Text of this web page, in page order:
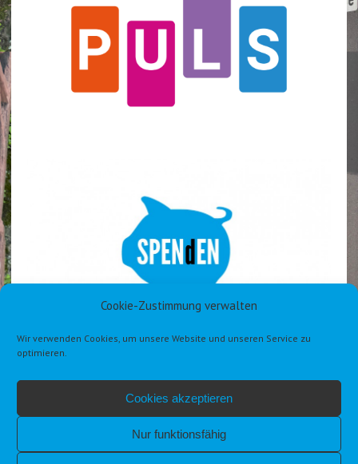
Cookie-Zustimmung verwalten
Wir verwenden Cookies, um unsere Website und unseren Service zu
optimieren.
Cookies akzeptieren
Nur funktionsfähig